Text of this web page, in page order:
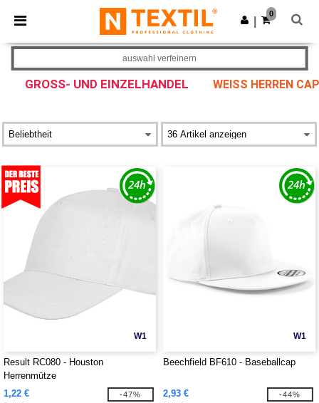
× Ntextil App
Bessere Preise in der App!
App holen
0
GROSS- UND EINZELHANDEL WEISS HERREN
auswahl verfeinern
W1
Result RC080 - Houston
Herrenmütze
1,22 €
-47%
W1
Beechfield BF610 - Baseballcap
2,93 € -44%